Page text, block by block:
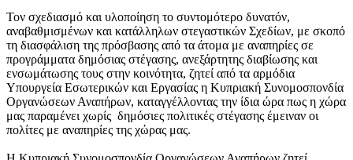
Τον σχεδιασμό και υλοποίηση το συντομότερο δυνατόν,
αναβαθμισμένων και κατάλληλων στεγαστικών Σχεδίων, με σκοπό
τη διασφάλιση της πρόσβασης από τα άτομα με αναπηρίες σε
προγράμματα δημόσιας στέγασης, ανεξάρτητης διαβίωσης και
ενσωμάτωσης τους στην κοινότητα, ζητεί από τα αρμόδια
Υπουργεία Εσωτερικών και Εργασίας η Κυπριακή Συνομοσπονδία
Οργανώσεων Αναπήρων, καταγγέλλοντας την ίδια ώρα πως η χώρα
μας παραμένει χωρίς δημόσιες πολιτικές στέγασης έμειναν οι
πολίτες με αναπηρίες της χώρας μας.